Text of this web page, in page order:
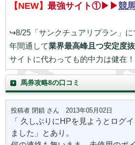
【NEW】最強サイト①▶▶競
↪8/25「サンクチュアリプラン」に
年間通して業界最高峰且つ安定度
サイトに代わっても的中力は健在！
馬券攻略8の口コミ
投稿者 閉鎖 さん 2013年05月02日
「 久しぶりにHPを見ようとログ
ました」とあり。